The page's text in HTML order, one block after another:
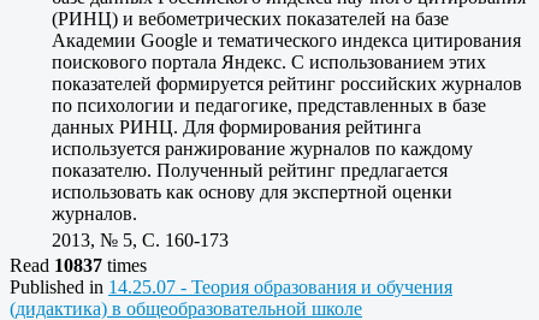
(РИНЦ) и вебометрических показателей на базе
Академии Google и тематического индекса цитирования
поискового портала Яндекс. С использованием этих
показателей формируется рейтинг российских журналов
по психологии и педагогике, представленных в базе
данных РИНЦ. Для формирования рейтинга
используется ранжирование журналов по каждому
показателю. Полученный рейтинг предлагается
использовать как основу для экспертной оценки
журналов.
2013, № 5, C. 160-173
Read 10837 times
Published in 14.25.07 - Теория образования и обучения
(дидактика) в общеобразовательной школе